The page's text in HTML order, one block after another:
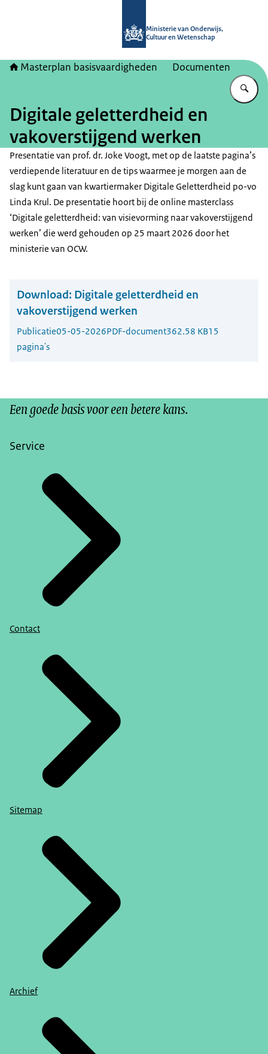
Ministerie van Onderwijs,
Cultuur en Wetenschap
Masterplan basisvaardigheden Documenten
Digitale geletterdheid en
vakoverstijgend werken
Presentatie van prof. dr. Joke Voogt, met op de laatste pagina’s
verdiepende literatuur en de tips waarmee je morgen aan de
slag kunt gaan van kwartiermaker Digitale Geletterdheid po-vo
Linda Krul. De presentatie hoort bij de online masterclass
‘Digitale geletterdheid: van visievorming naar vakoverstijgend
werken’ die werd gehouden op 25 maart 2026 door het
ministerie van OCW.
Download: Digitale geletterdheid en
vakoverstijgend werken
Publicatie05-05-2026PDF-document362.58 KB15
pagina's
Een goede basis voor een betere kans.
Service
Contact
Sitemap
Archief